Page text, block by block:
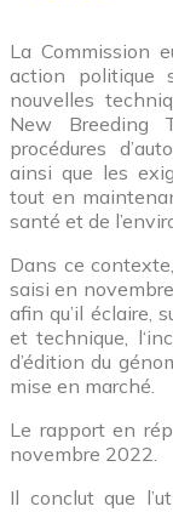
La Commission
action politique
nouvelles
New Breeding
procédures
ainsi que les
tout en
santé et de
Dans ce
saisi en
afin qu’il éclaire,
et technique,
d’édition du
mise en marché.
Le rapport en
novembre 2022.
Il conclut que